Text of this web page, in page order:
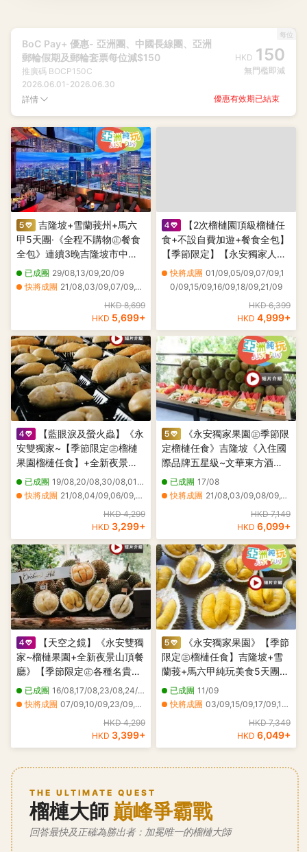
BoC Pay+ 優惠- 亞洲團、中國長線團、亞洲
郵輪假期及郵輪套票每位減$150
推廣碼 BOCP150C
2026.06.01 -2026.06.30
HKD 150
無門檻即減
每位
詳情 優惠有效期已結束
吉隆坡+雪蘭莪州+馬六
甲5天團·《全程不購物㊣餐食
全包》連續3晚吉隆坡市中心
新派五星級EQ酒店+頂層酒吧
近觀雙子塔夜景+獨家山頂夜
園任食多款名貴榴槤+新派肉
已成團 29/08,13/09,20/09
快將成團 21/08,03/09,07/09,10/09,12/09,15/09,17/09,18/09,21/09
HKD 8,699
HKD 5,699+
【2次榴槤園頂級榴槤任
食+不設自費加遊+餐食全包】
【季節限定】【永安獨家人氣
果園 Orchard Hill+ 彭亨文冬
勞勿貓山王之鄉】吉隆坡+雲
住國際品牌五星級酒店
快將成團 01/09,05/09,07/09,1
0/09,15/09,16/09,18/09,21/09
HKD 6,399
HKD 4,999+
【藍眼淚及螢火蟲】《永
安雙獨家~【季節限定㊣榴槤
果園榴槤任食】+全新夜景山
頂餐廳》吉隆坡+雪蘭莪+馬六
甲悠閒5天團 +瓜拉雪蘭莪 (欣
已成團 19/08,20/08,30/08,01/09,05/09,18/09
快將成團 21/08,04/09,06/09,07/09,10/09,16/09,19/09,20/09,21/09
HKD 4,299
HKD 3,299+
《永安獨家果園㊣季節限
定榴槤任食》吉隆坡《入住國
際品牌五星級~文華東方酒店
Mandarin Oriental 》+馬六甲
Courtyard by Marriott
已成團 17/08
快將成團 21/08,03/09,08/09,10/09,12/09,15/09,17/09,18/09,21/09,22/09
HKD 7,149
HKD 6,099+
【天空之鏡】《永安雙獨
家~榴槤果園+全新夜景山頂餐
廳》【季節限定㊣各種名貴榴
槤任食】+吉隆坡【永安獨家
全新夜景山頂餐廳Puncak
已成團 16/08,17/08,23/08,24/08,27/08,01/09,14/09,26/09
快將成團 07/09,10/09,23/09,24/09,25/09
HKD 4,299
HKD 3,399+
《永安獨家果園》【季節
限定㊣榴槤任食】吉隆坡+雪
蘭莪+馬六甲純玩美食5天團
《連續2晚入住》2025年全新
開幕國際品牌Marriott
已成團 11/09
快將成團 03/09,15/09,17/09,18/09,21/09
HKD 7,349
HKD 6,049+
THE ULTIMATE QUEST
榴槤大師 巔峰爭霸戰
回答最快及正確為勝出者：加冕唯一的榴槤大師